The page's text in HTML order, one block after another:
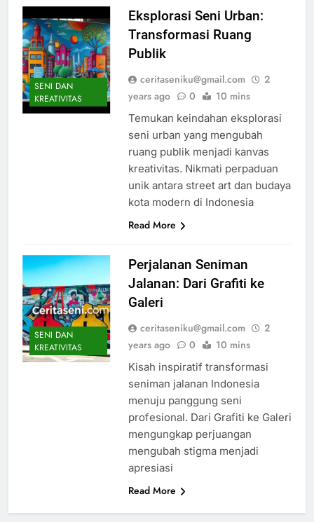
SENI DAN
KREATIVITAS
Eksplorasi Seni Urban:
Transformasi Ruang
Publik
ceritaseniku@gmail.com
2
years ago
0 10 mins
Temukan keindahan eksplorasi
seni urban yang mengubah
ruang publik menjadi kanvas
kreativitas. Nikmati perpaduan
unik antara street art dan budaya
kota modern di Indonesia
Read More
SENI DAN
KREATIVITAS
Perjalanan Seniman
Jalanan: Dari Grafiti ke
Galeri
ceritaseniku@gmail.com
2
years ago
0 10 mins
Kisah inspiratif transformasi
seniman jalanan Indonesia
menuju panggung seni
profesional. Dari Grafiti ke Galeri
mengungkap perjuangan
mengubah stigma menjadi
apresiasi
Read More